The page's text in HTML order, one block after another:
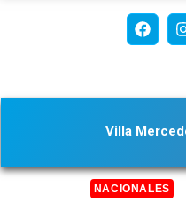
Villa
NACIONALES